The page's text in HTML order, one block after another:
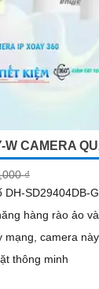
W CAMERA
₫
SD29404DB-
hàng rào ảo
camera
thông minh